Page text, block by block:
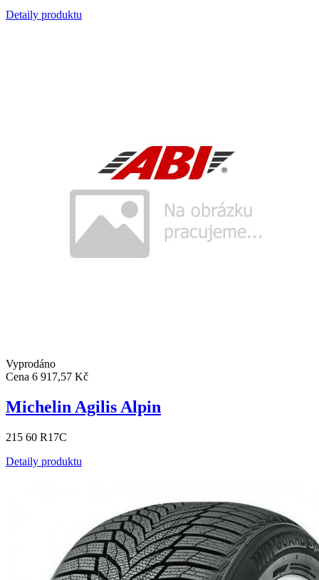
Detaily produktu
Vyprodáno
Cena 6 917,57 Kč
Michelin Agilis Alpin
215 60 R17C
Detaily produktu